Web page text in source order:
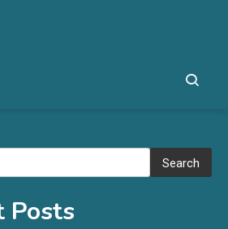
Search
Posts